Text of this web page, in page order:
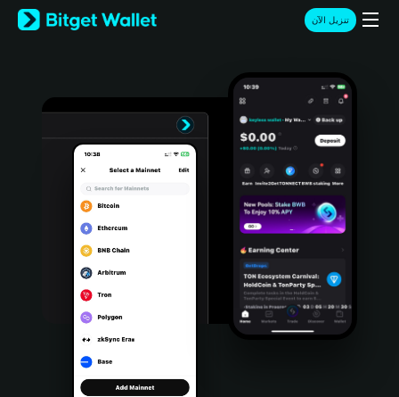
English
日本語
Türkçe
Português (Portugal)
Bahasa Indonesia
Português (Brasil)
تنزيل الآن